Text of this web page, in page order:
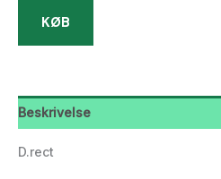
KØB
Beskrivelse
D.rect